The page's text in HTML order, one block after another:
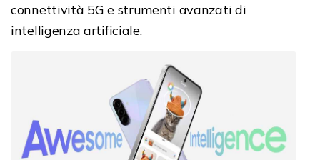
connettività 5G e strumenti avanzati di
intelligenza artificiale.